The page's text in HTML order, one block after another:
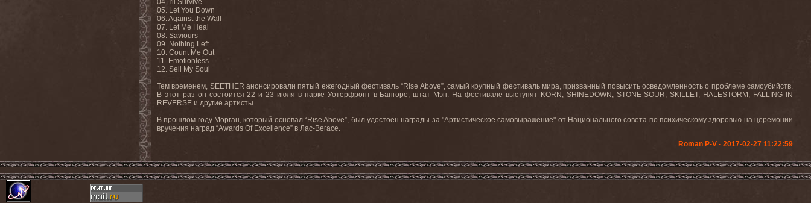
04. I'll Survive
05. Let You Down
06. Against the Wall
07. Let Me Heal
08. Saviours
09. Nothing Left
10. Count Me Out
11. Emotionless
12. Sell
My Soul
Тем временем, SEETHER анонсировали пятый ежегодный фестиваль “Rise Above”, самый крупный фестиваль мира, призванный повысить осведомленность о проблеме самоубийств.
В этот раз он состоится 22 и 23 июля в парке Уотерфронт в Бангоре, штат Мэн. На фестивале выступят KORN, SHINEDOWN, STONE SOUR, SKILLET, HALESTORM, FALLING IN
REVERSE и другие артисты.
В прошлом году Морган, который основал “Rise Above”, был удостоен награды за "Артистическое самовыражение" от Национального совета по психическому здоровью на церемонии
вручения наград “Awards Of Excellence” в Лас-Вегасе.
Roman P-V - 2017-02-27 11:22:59